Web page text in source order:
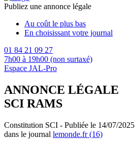
Publiez une annonce légale
Au coût le plus bas
En choisissant votre journal
01 84 21 09 27
7h00 à 19h00 (non surtaxé)
Espace JAL-Pro
ANNONCE LÉGALE
SCI RAMS
Constitution SCI - Publiée le 14/07/2025
dans le journal lemonde.fr (16)